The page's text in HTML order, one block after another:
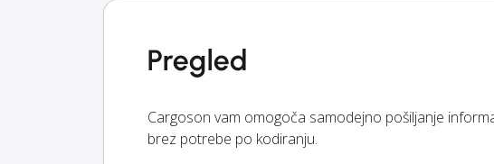
Pregled
Cargoson vam omogoča samodejno pošiljanje
brez potrebe po kodiranju.